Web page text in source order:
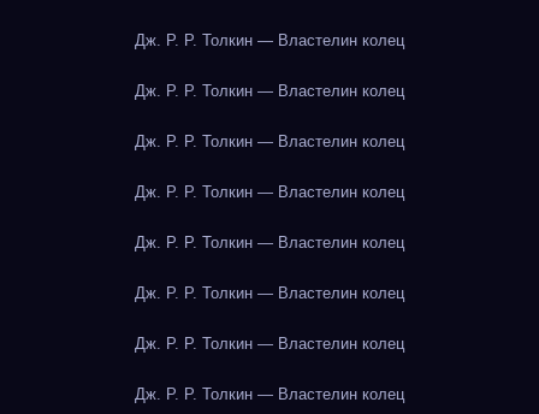
Дж. Р. Р. Толкин — Властелин колец
Дж. Р. Р. Толкин — Властелин колец
Дж. Р. Р. Толкин — Властелин колец
Дж. Р. Р. Толкин — Властелин колец
Дж. Р. Р. Толкин — Властелин колец
Дж. Р. Р. Толкин — Властелин колец
Дж. Р. Р. Толкин — Властелин колец
Дж. Р. Р. Толкин — Властелин колец